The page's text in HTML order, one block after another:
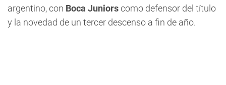
argentino, con Boca Juniorscomo defensor del título
y la novedad de un tercer descenso a fin de año.